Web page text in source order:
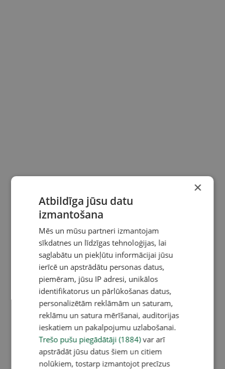
×
Atbildīga jūsu datu
izmantošana
Mēs un mūsu partneri izmantojam
sīkdatnes un līdzīgas tehnoloģijas, lai
saglabātu un piekļūtu informācijai jūsu
ierīcē un apstrādātu personas datus,
piemēram, jūsu IP adresi, unikālos
identifikatorus un pārlūkošanas datus,
personalizētām reklāmām un saturam,
reklāmu un satura mērīšanai, auditorijas
ieskatiem un pakalpojumu uzlabošanai.
Trešo pušu piegādātāji (1884)var arī
apstrādāt jūsu datus šiem un citiem
nolūkiem, tostarp izmantojot precīzus